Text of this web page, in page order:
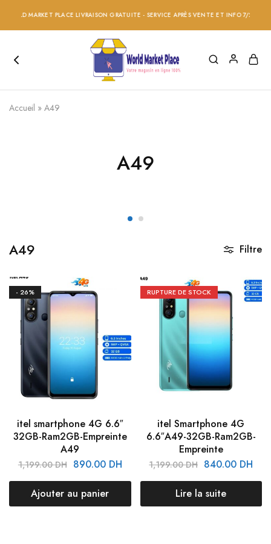
MARKET PLACE LIVRAISON GRATUITE - SERVICE APRÈS VENTE ET INFO 7/24 -
Accueil » A49
A49
A49 Filtre
- 26%
itel smartphone 4G 6.6″
32GB-Ram2GB-Empreinte
A49
1,199.00DH 890.00 DH
Ajouter au panier
RUPTURE DE STOCK
itel Smartphone 4G
6.6″A49-32GB-Ram2GB-
Empreinte
1,199.00DH 840.00 DH
Lire la suite